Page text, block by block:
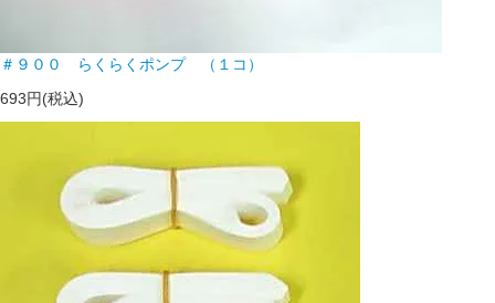
＃９００ らくらくポンプ （１コ）
693円(税込)